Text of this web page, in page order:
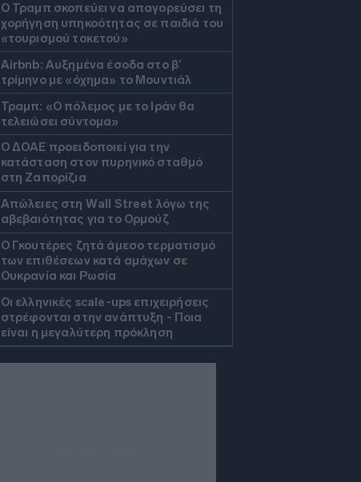
Ο Τραμπ σκοπεύει να απαγορεύσει τη
χορήγηση υπηκοότητας σε παιδιά του
«τουρισμού τοκετού»
Airbnb: Αυξημένα έσοδα στο β’
τρίμηνο με «όχημα» το Μουντιάλ
Τραμπ: «Ο πόλεμος με το Ιράν θα
τελειώσει σύντομα»
Ο ΔΟΑΕ προειδοποιεί για την
κατάσταση στον πυρηνικό σταθμό
στη Ζαπορίζια
Απώλειες στη Wall Street λόγω της
αβεβαιότητας για το Ορμούζ
Ο Γκουτέρες ζητά άμεσο τερματισμό
των επιθέσεων κατά αμάχων σε
Ουκρανία και Ρωσία
Οι ελληνικές scale-ups επιχειρήσεις
στρέφονται στην ανάπτυξη - Ποια
είναι η μεγαλύτερη πρόκληση